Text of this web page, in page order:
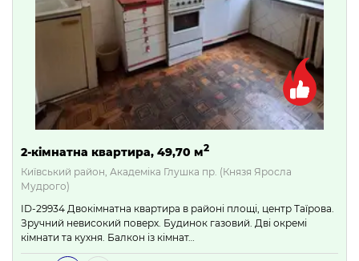
2-кімнатна квартира, 49,70 м2
Київський район, Академіка Глушка пр. (Князя Яросла
Мудрого)
ID-29934 Двокімнатна квартира в районі площі, центр Таїрова.
Зручний невисокий поверх. Будинок газовий. Дві окремі
кімнати та кухня. Балкон із кімнат…